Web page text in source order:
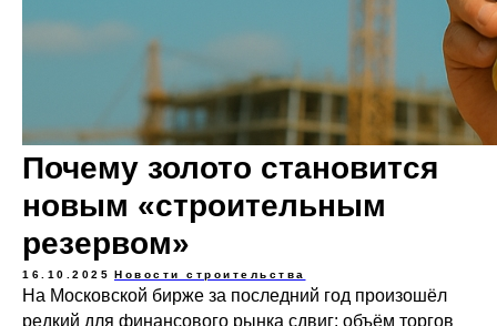
Почему золото становится
новым «строительным
резервом»
16.10.2025 Новости строительства
На Московской бирже за последний год произошёл
редкий для финансового рынка сдвиг: объём торгов